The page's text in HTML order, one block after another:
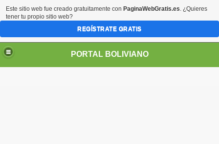
PORTAL BOLIVIANO
Este sitio web fue creado gratuitamente con PaginaWebGratis.es. ¿Quieres
tener tu propio sitio web?
REGÍSTRATE GRATIS